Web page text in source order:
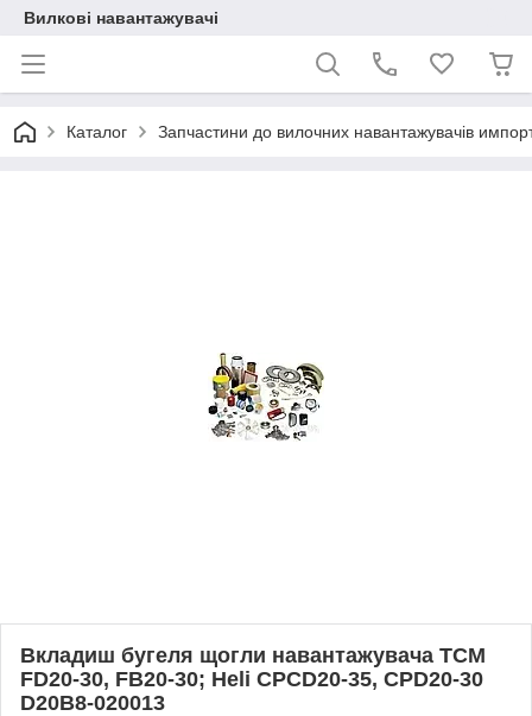
Вилкові навантажувачі
Каталог Запчастини до вилочних навантажувачів
Вкладиш бугеля щогли навантажувача TCM
FD20-30, FB20-30; Heli CPCD20-35, CPD20-30
D20B8-020013